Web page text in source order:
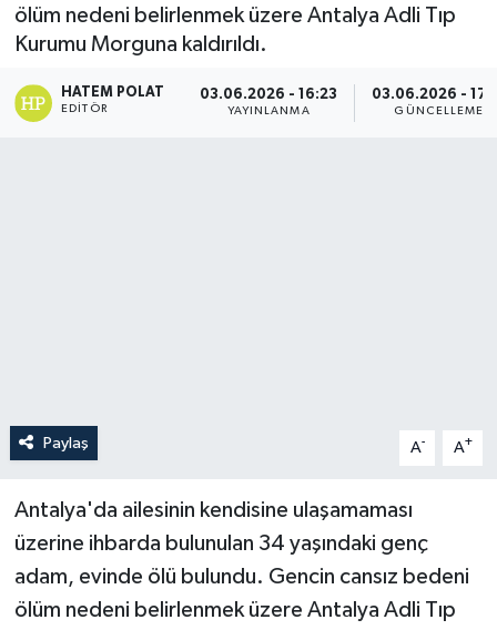
ölüm nedeni belirlenmek üzere Antalya Adli Tıp
Kurumu Morguna kaldırıldı.
HATEM POLAT
EDITÖR
03.06.2026 - 16:23
YAYINLANMA
03.06.2026 -
GÜNCELLEME
Paylaş A- A+
Antalya'da ailesinin kendisine ulaşamaması
üzerine ihbarda bulunulan 34 yaşındaki genç
adam, evinde ölü bulundu. Gencin cansız bedeni
ölüm nedeni belirlenmek üzere Antalya Adli Tıp